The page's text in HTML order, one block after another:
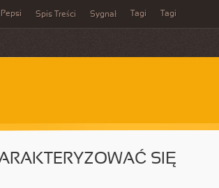
Pepsi Spis Treści Sygnał Tagi Tagi
SIĘ